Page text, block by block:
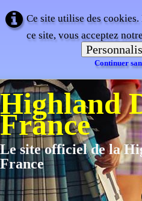
Ce site utilise des
ce site, vous acceptez
Continuer
Highland
France
Le site officiel de la
France